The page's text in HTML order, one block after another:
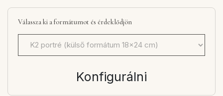
Válassza ki a formátumot és érdeklődjön
Konfigurálni